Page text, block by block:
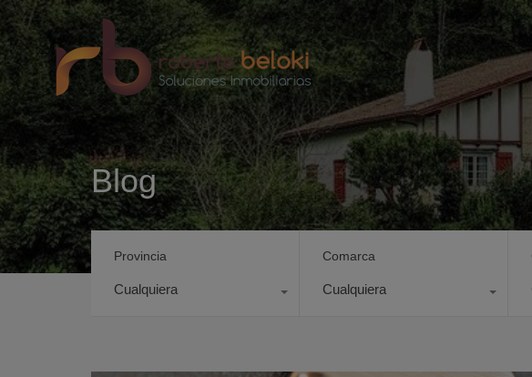
Blog
Provincia
Cualquiera
Comarca
Cualquiera